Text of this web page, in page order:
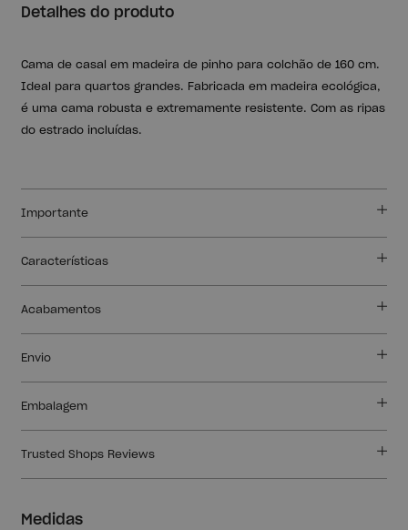
Medidas
Detalhes do produto
Cama de casal em madeira de pinho para colchão de 160 cm.
Ideal para quartos grandes. Fabricada em madeira ecológica,
é uma cama robusta e extremamente resistente. Com as ripas
do estrado incluídas.
Importante
Características
Acabamentos
Envio
Embalagem
Trusted Shops Reviews